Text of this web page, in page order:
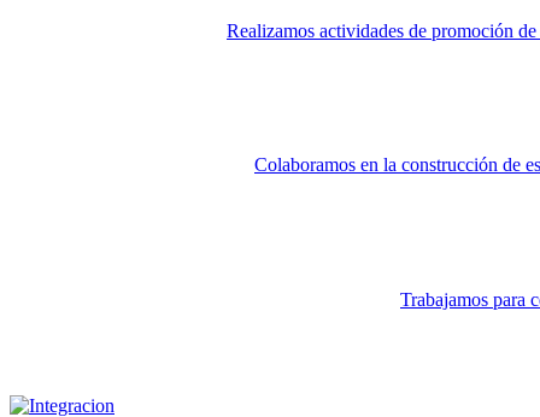
Realizamos actividades de promoción
Colaboramos en la construcción de
Trabajamos para